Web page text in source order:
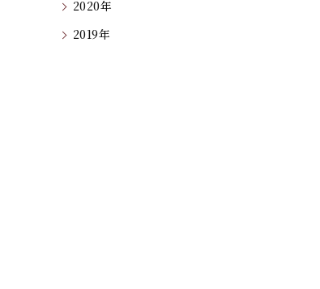
2020年
2019年